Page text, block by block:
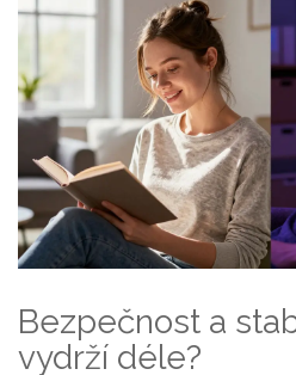
Bezpečnost a
vydrží déle?